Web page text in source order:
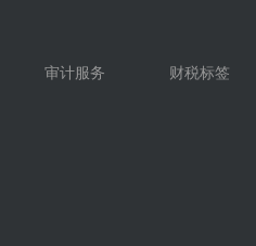
审计服务 财税标签